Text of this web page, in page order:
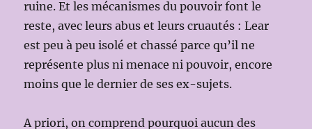
ruine. Et les mécanismes du pouvoir font le
reste, avec leurs abus et leurs cruautés : Lear
est peu à peu isolé et chassé parce qu’il ne
représente plus ni menace ni pouvoir, encore
moins que le dernier de ses ex-sujets.
A priori, on comprend pourquoi aucun des